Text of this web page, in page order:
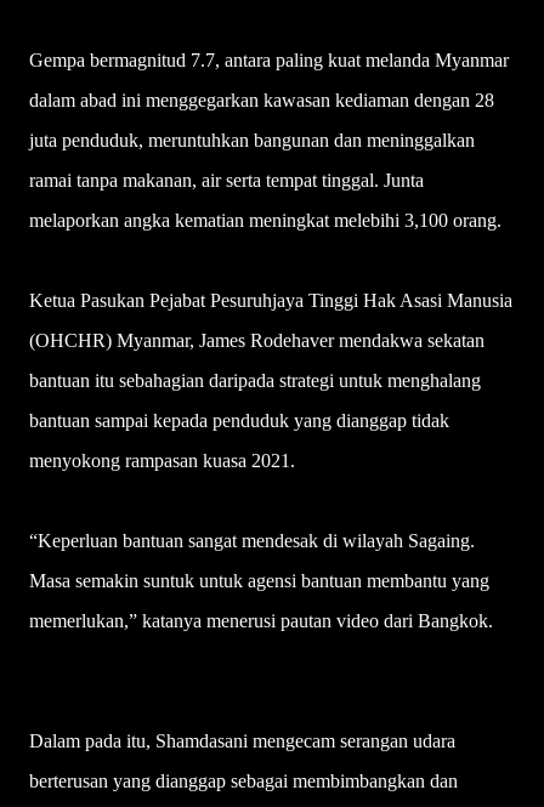
Gempa bermagnitud 7.7, antara paling kuat melanda Myanmar
dalam abad ini menggegarkan kawasan kediaman dengan 28
juta penduduk, meruntuhkan bangunan dan meninggalkan
ramai tanpa makanan, air serta tempat tinggal. Junta
melaporkan angka kematian meningkat melebihi 3,100 orang.
Ketua Pasukan Pejabat Pesuruhjaya Tinggi Hak Asasi Manusia
(OHCHR) Myanmar, James Rodehaver mendakwa sekatan
bantuan itu sebahagian daripada strategi untuk menghalang
bantuan sampai kepada penduduk yang dianggap tidak
menyokong rampasan kuasa 2021.
“Keperluan bantuan sangat mendesak di wilayah Sagaing.
Masa semakin suntuk untuk agensi bantuan membantu yang
memerlukan,” katanya menerusi pautan video dari Bangkok.
Dalam pada itu, Shamdasani mengecam serangan udara
berterusan yang dianggap sebagai membimbangkan dan